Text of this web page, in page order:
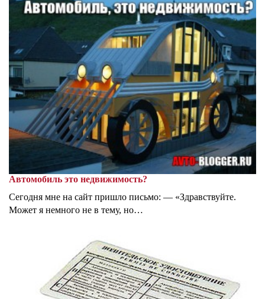
Автомобиль это недвижимость?
Сегодня мне на сайт пришло письмо: — «Здравствуйте.
Может я немного не в тему, но…